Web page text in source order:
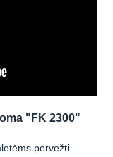
"FK 2300"
pervežti.